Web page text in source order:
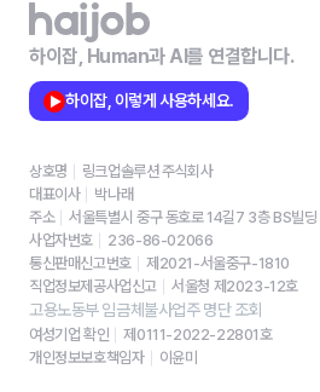
하이잡, Human과 AI를 연결합니다.
하이잡, 이렇게 사용하세요.
상호명
링크업솔루션 주식회사
대표이사
박나래
주소
서울특별시 중구 동호로 14길7 3층 BS빌딩
사업자번호
236-86-02066
통신판매신고번호
제2021-서울중구-1810
직업정보제공사업신고
서울청 제2023-12호
고용노동부 임금체불사업주 명단 조회
여성기업 확인
제0111-2022-22801호
개인정보보호책임자
이윤미